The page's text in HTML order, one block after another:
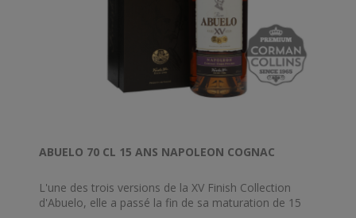
ABUELO 70 CL 15 ANS NAPOLEON COGNAC
L'une des trois versions de la XV Finish Collection
d'Abuelo, elle a passé la fin de sa maturation de 15